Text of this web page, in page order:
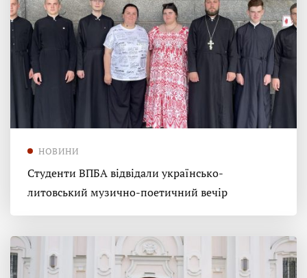
НОВИНИ
Студенти ВПБА відвідали українсько-
литовський музично-поетичний вечір